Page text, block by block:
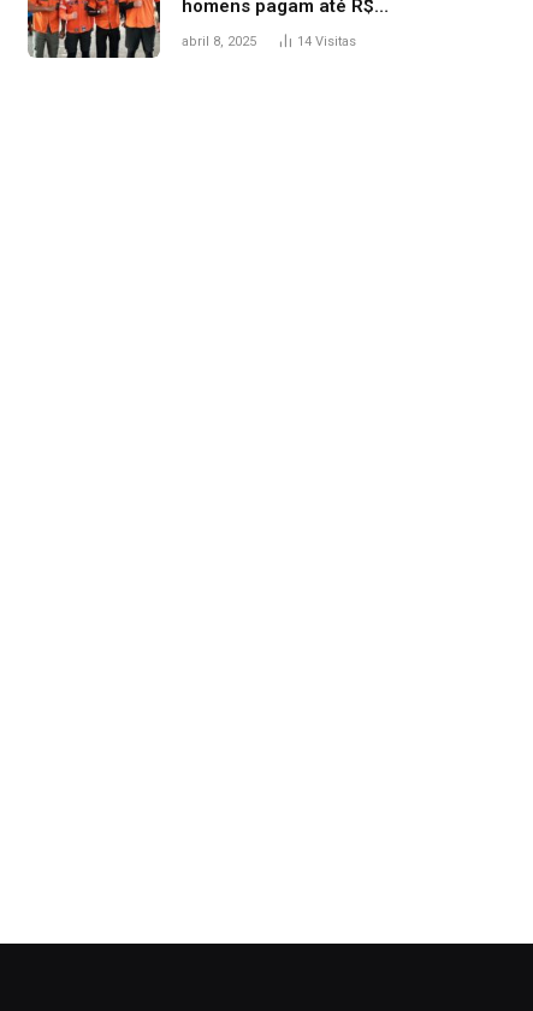
homens pagam até R$
81 mil para subir
abril 8, 2025 14 Visitas